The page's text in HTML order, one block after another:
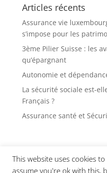
Articles récents
Assurance vie
s’impose pour les
3ème Pilier Suisse : les
qu’épargnant
Autonomie et
La sécurité sociale est-
Français ?
Assurance santé et
Qui suis-je
This website uses cookies
assume you're ok with this,